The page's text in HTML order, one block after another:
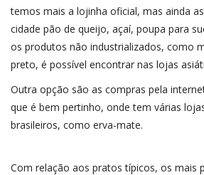
temos mais a lojinha oficial, mas ainda
cidade pão de queijo, açaí, poupa para
os produtos não industrializados, como
preto, é possível encontrar nas lojas
Outra opção são as compras pela
que é bem pertinho, onde tem várias
brasileiros, como erva-mate.
Com relação aos pratos típicos, os mais